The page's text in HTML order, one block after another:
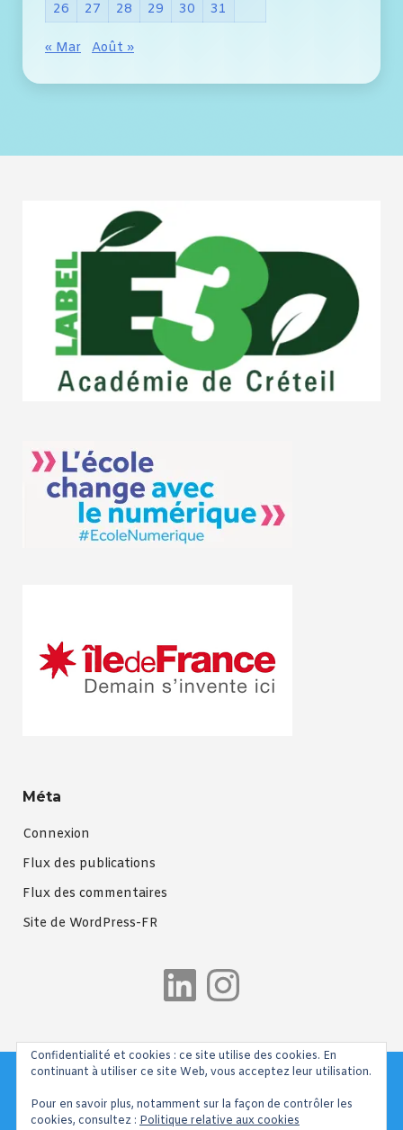
26
27 28 29 30 31
« Mar Août »
Méta
Connexion
Flux des publications
Flux des commentaires
Site de WordPress-FR
LinkedIn
Confidentialité et cookies : ce site utilise des cookies. En
continuant à utiliser ce site Web, vous acceptez leur utilisation.
Pour en savoir plus, notamment sur la façon de contrôler les
cookies, consultez : Politique relative aux cookies